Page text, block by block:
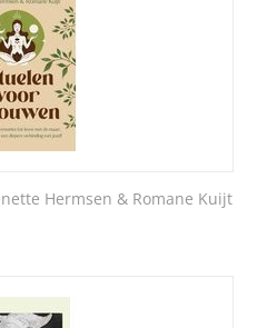
Hermsen & Romane Kuijt